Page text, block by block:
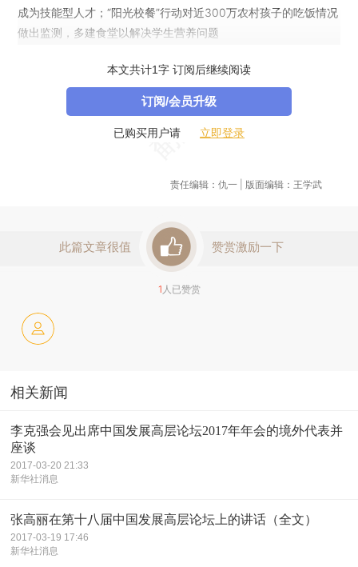
成为技能型人才；“阳光校餐”行动对近300万农村孩子的吃饭情况
做出监测，多建食堂以解决学生营养问题
本文共计1字 订阅后继续阅读
订阅/会员升级
已购买用户请 立即登录
责任编辑：仇一 | 版面编辑：王学武
此篇文章很值 赞赏激励一下
1 人已赞赏
相关新闻
李克强会见出席中国发展高层论坛2017年年会的境外代表并
座谈
2017-03-20 21:33
新华社消息
张高丽在第十八届中国发展高层论坛上的讲话（全文）
2017-03-19 17:46
新华社消息